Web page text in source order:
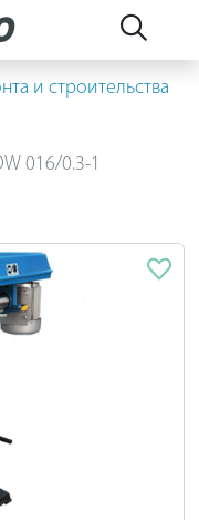
и строительства
016/0.3-1